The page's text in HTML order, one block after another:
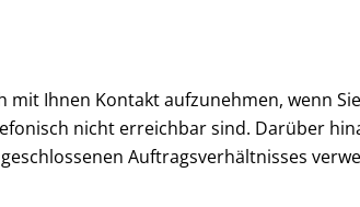
Ihnen Kontakt aufzunehmen, wenn
nicht erreichbar sind. Darüber
Auftragsverhältnisses